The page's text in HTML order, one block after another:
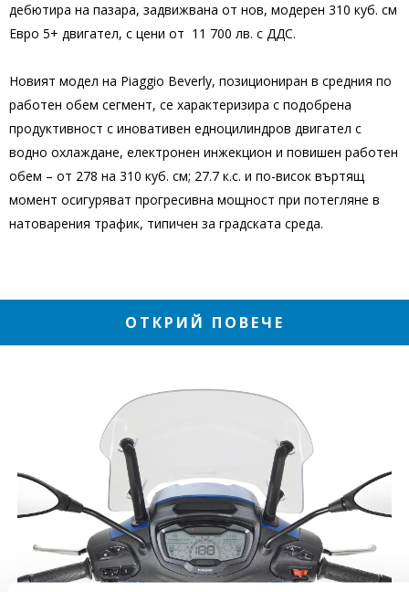
дебютира на пазара, задвижвана от нов, модерен 310 куб. см
Евро 5+ двигател, с цени от 11 700 лв. с ДДС.
Новият модел на Piaggio Beverly, позициониран в средния по
работен обем сегмент, се характеризира с подобрена
продуктивност с иновативен едноцилиндров двигател с
водно охлаждане, електронен инжекцион и повишен работен
обем – от 278 на 310 куб. см; 27.7 к.с. и по-висок въртящ
момент осигуряват прогресивна мощност при потегляне в
натоварения трафик, типичен за градската среда.
ОТКРИЙ ПОВЕЧЕ